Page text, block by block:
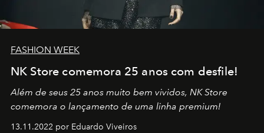
FASHION WEEK
NK Store comemora 25 anos com desfile!
Além de seus 25 anos muito bem vividos, NK Store
comemora o lançamento de uma linha premium!
13.11.2022 por Eduardo Viveiros